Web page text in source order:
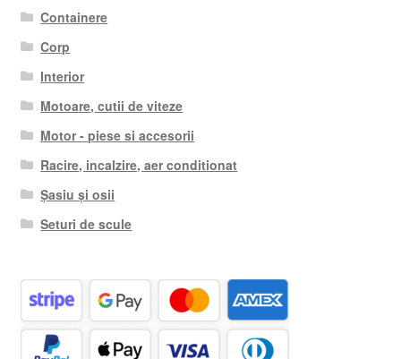
Containere
Corp
Interior
Motoare, cutii de viteze
Motor - piese si accesorii
Racire, incalzire, aer conditionat
Șasiu și osii
Seturi de scule